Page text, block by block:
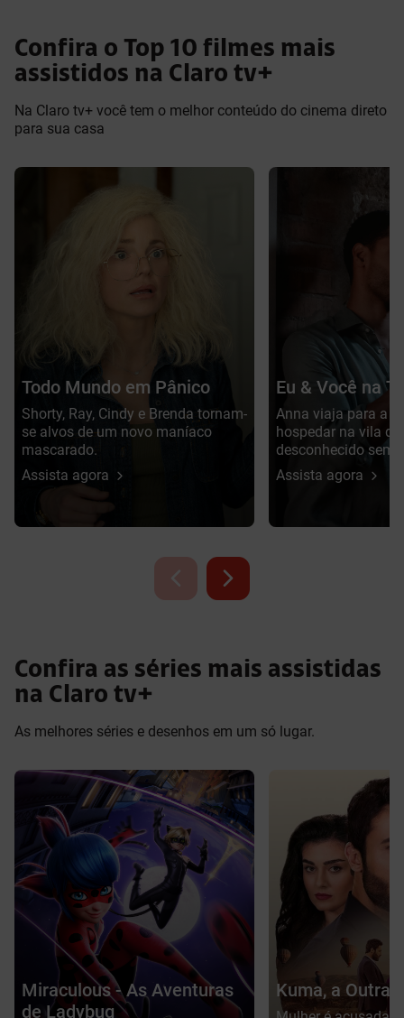
Confira o Top 10 filmes mais
assistidos na Claro tv+
Na Claro tv+ você tem o melhor conteúdo do cinema direto
para sua casa
Todo Mundo em Pânico
Shorty, Ray, Cindy e Brenda tornam-
se alvos de um novo maníaco
mascarado.
Assista agora
Eu & Você na
Anna viaja para a
hospedar na vila
desconhecido sem
Assista agora
Confira as séries mais assistidas
na Claro tv+
As melhores séries e desenhos em um só lugar.
Miraculous - As Aventuras
de Ladybug
Kuma, a Outra